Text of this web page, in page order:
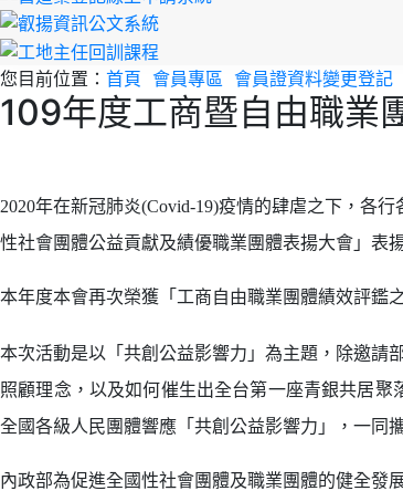
您目前位置： 首頁 會員專區 會員證資料變更登記
109年度工商暨自由職業
2020年在新冠肺炎(Covid-19)疫情的肆虐之下，各
性社會團體公益貢獻及績優職業團體表揚大會」表
本年度本會再次榮獲「工商自由職業團體績效評鑑
本次活動是以「共創公益影響力」為主題，除邀請
照顧理念，以及如何催生出全台第一座青銀共居
全國各級人民團體響應「共創公益影響力」，一同
內政部為促進全國性社會團體及職業團體的健全發